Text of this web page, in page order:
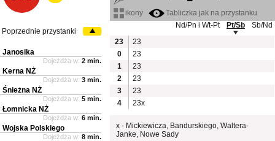
ikony
Tabliczka jak na przystanku
Nd/Pn i Wt-Pt
Pt/Sb
Sb/Nd
23
23
0
23
1
23
2
23
3
23
4
23x
x - Mickiewicza, Bandurskiego, Waltera-
Janke, Nowe Sady
Poprzednie przystanki
Janosika
Dojeżdża w: 2 min.
Kerna NŻ
Dojeżdża w: 3 min.
Śnieżna NŻ
Dojeżdża w: 5 min.
Łomnicka NŻ
Dojeżdża w: 6 min.
Wojska Polskiego
Dojeżdża w: 8 min.